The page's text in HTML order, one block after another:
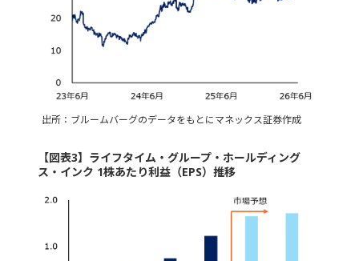
出所：ブルームバーグのデータをもとにマネックス証券作成
【図表3】ライフタイム・グループ・ホールディング
ス・インク 1株あたり利益（EPS）推移